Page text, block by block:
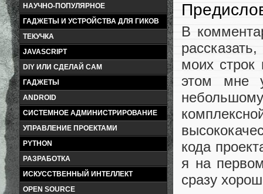
НАУЧНО-ПОПУЛЯРНОЕ
ГАДЖЕТЫ И УСТРОЙСТВА ДЛЯ ГИКОВ
ТЕКУЧКА
JAVASCRIPT
DIY ИЛИ СДЕЛАЙ САМ
ГАДЖЕТЫ
ANDROID
СИСТЕМНОЕ АДМИНИСТРИРОВАНИЕ
УПРАВЛЕНИЕ ПРОЕКТАМИ
PYTHON
РАЗРАБОТКА
ИСКУССТВЕННЫЙ ИНТЕЛЛЕКТ
OPEN SOURCE
В
моих строк
этом мне
кода
я на
сразу